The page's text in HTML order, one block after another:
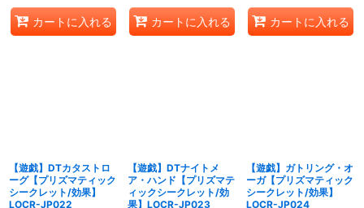
カートに入れる カートに入れる カートに入れる
【遊戯】DTカタストロ
ーグ【プリズマティック
シークレット/効果】
LOCR-JP022
【遊戯】DTナイトメ
ア・ハンド【プリズマテ
ィックシークレット/効
果】LOCR-JP023
【遊戯】ガトリング・オ
ーガ【プリズマティック
シークレット/効果】
LOCR-JP024